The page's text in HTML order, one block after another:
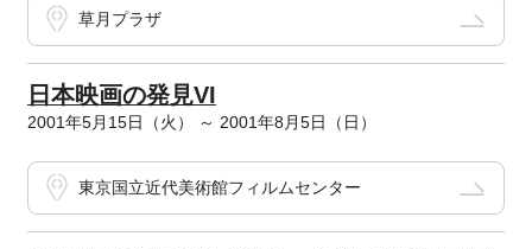
草月プラザ
日本映画の発見VI
2001年5月15日（火） ～ 2001年8月5日（日）
東京国立近代美術館フィルムセンター